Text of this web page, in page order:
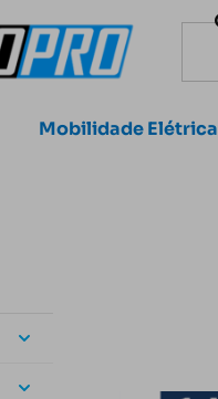
Mobilidade Elétrica